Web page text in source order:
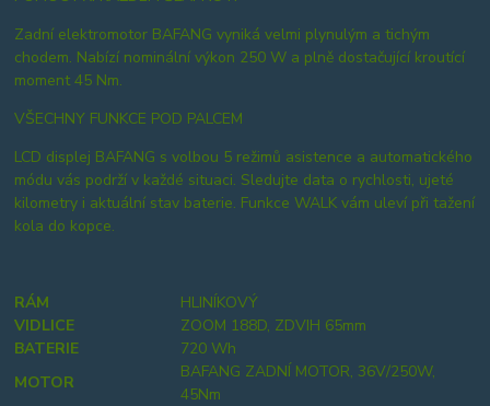
Zadní elektromotor BAFANG vyniká velmi plynulým a tichým
chodem. Nabízí nominální výkon 250 W a plně dostačující kroutící
moment 45 Nm.
VŠECHNY FUNKCE POD PALCEM
LCD displej BAFANG s volbou 5 režimů asistence a automatického
módu vás podrží v každé situaci. Sledujte data o rychlosti, ujeté
kilometry i aktuální stav baterie. Funkce WALK vám uleví při tažení
kola do kopce.
RÁM
HLINÍKOVÝ
VIDLICE
ZOOM 188D, ZDVIH 65mm
BATERIE
720 Wh
MOTOR
BAFANG ZADNÍ MOTOR, 36V/250W,
45Nm